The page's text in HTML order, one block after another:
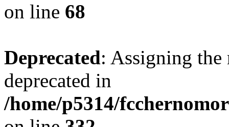
on line 68
Deprecated: Assigning the
deprecated in
/home/p5314/